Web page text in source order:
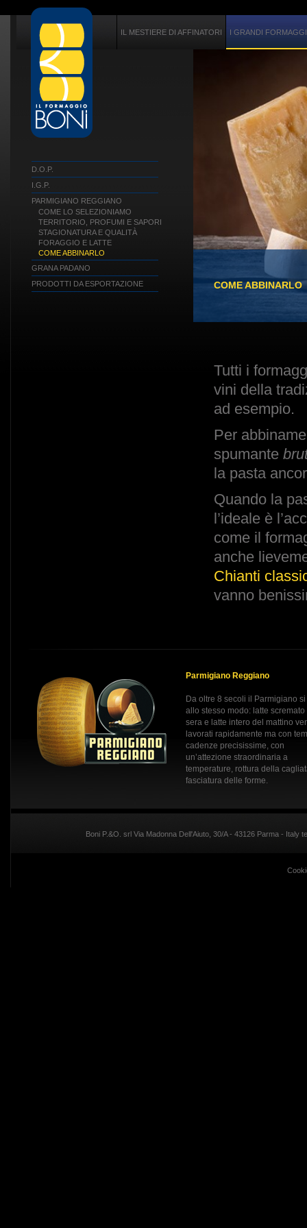
IL MESTIERE DI AFFINATORI I GRANDI
D.O.P.
I.G.P.
PARMIGIANO REGGIANO
COME LO SELEZIONIAMO
TERRITORIO, PROFUMI E SAPORI
STAGIONATURA E QUALITÀ
FORAGGIO E LATTE
COME ABBINARLO
GRANA PADANO
PRODOTTI DA ESPORTAZIONE
COME ABBINARLO
Tutti i
vini della
ad esempio.
Per
spumante
la pasta
Quando la
l’ideale è
come il
anche
Chianti
vanno
Parmigiano Reggiano
Da oltre 8 secoli il Parmigiano si
allo stesso modo: latte scremato
sera e latte intero del mattino
lavorati rapidamente ma con
cadenze precisissime, con
un’attezione straordinaria a
temperature, rottura della
fasciatura delle forme.
Boni P.&O. srl Via Madonna Dell'Aiuto, 30/A - 43126 Parma - Italy